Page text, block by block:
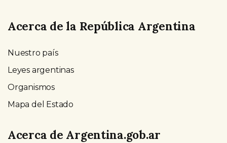
Acerca de la República Argentina
Nuestro país
Leyes argentinas
Organismos
Mapa del Estado
Acerca de Argentina.gob.ar